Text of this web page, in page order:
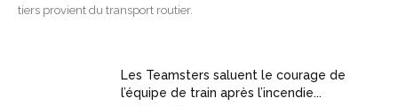
tiers provient du transport routier.
Les Teamsters saluent le courage de
l’équipe de train après l’incendie...